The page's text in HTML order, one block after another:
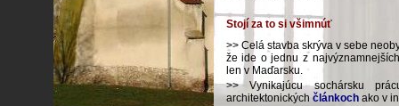
Stojí za to si všimnúť
>> Celá stavba skrýva v sebe
že ide o jednu z
len v Maďarsku.
>> Vynikajúcu sochársku
architektonických článkochako v